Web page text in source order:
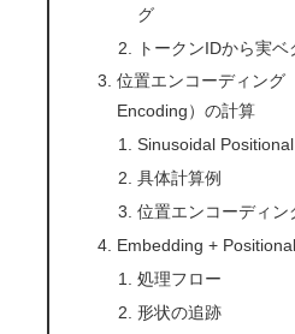
グ
トークンIDから実
位置エンコーディング
Encoding）の計算
Sinusoidal
具体計算例
位置エンコーディン
Embedding +
処理フロー
形状の追跡